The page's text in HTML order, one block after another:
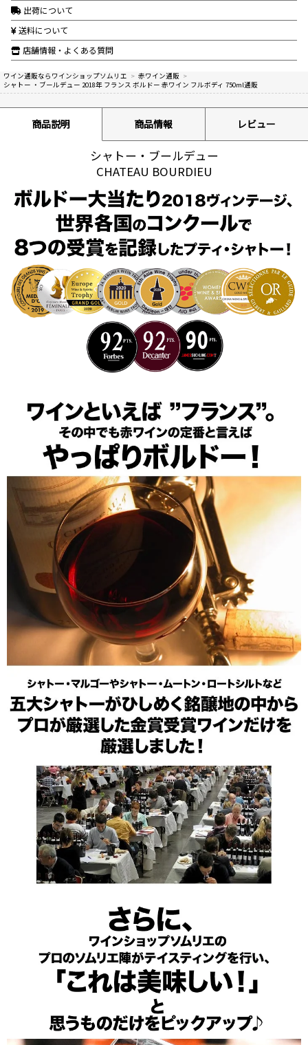
出荷について
送料について
店舗情報・よくある質問
ワイン通販ならワインショップソムリエ > 赤ワイン通販 >
シャトー ・ブールデュー 2018年 フランス ボルドー 赤ワイン フルボディ 750ml通販
商品説明 商品情報 レビュー
シャトー・ブールデュー
CHATEAU BOURDIEU